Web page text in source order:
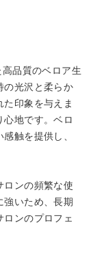
品質のベロア生
の光沢と柔らか
印象を与えま
地です。ベロ
触を提供し、
ロンの頻繁な使
強いため、長期
ンのプロフェ